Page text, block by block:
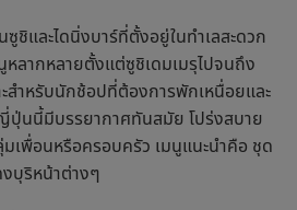
ซูชิและไดนิ่งบาร์ที่ตั้งอยู่ในทำเลสะดวก
หลากหลายตั้งแต่ซูชิเดมเมรุไปจนถึง
สำหรับนักช้อปที่ต้องการพักเหนื่อยและ
ปุ่นนี้มีบรรยากาศทันสมัย โปร่งสบาย
มเพื่อนหรือครอบครัว เมนูแนะนำคือ ชุด
บุริหน้าต่างๆ